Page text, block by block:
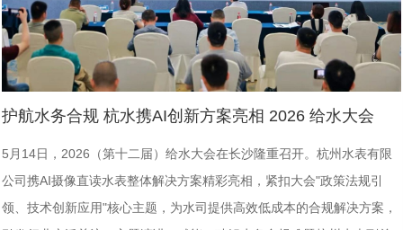
护航水务合规 杭水携AI创新方案亮相 2026 给水大会
5月14日，2026（第十二届）给水大会在长沙隆重召开。杭州水表有限
公司携AI摄像直读水表整体解决方案精彩亮相，紧扣大会"政策法规引
领、技术创新应用"核心主题，为水司提供高效低成本的合规解决方案，